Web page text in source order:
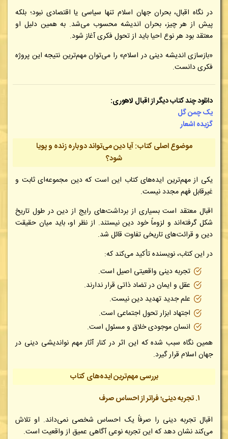
در نگاه اقبال، بحران جهان اسلام تنها سیاسی یا اقتصادی نبود؛ بلکه
پیش از هر چیز، بحران اندیشه محسوب می‌شد. به همین دلیل او
معتقد بود هر نوع احیا باید از تحول فکری آغاز شود.
«بازسازی اندیشه دینی در اسلام» را می‌توان مهم‌ترین نتیجه این پروژه
فکری دانست.
دانلود چند کتاب دیگر از اقبال لاهوری:
یک چمن گل
گزیده اشعار
موضوع اصلی کتاب: آیا دین می‌تواند دوباره زنده و پویا
شود؟
یکی از مهم‌ترین ایده‌های کتاب این است که دین مجموعه‌ای ثابت و
غیرقابل فهم مجدد نیست.
اقبال معتقد است بسیاری از برداشت‌های رایج از دین در طول تاریخ
شکل گرفته‌اند و لزوماً خود دین نیستند. از نظر او، باید میان حقیقت
دین و قرائت‌های تاریخی تفاوت قائل شد.
در این کتاب، نویسنده تأکید می‌کند که:
تجربه دینی واقعیتی اصیل است.
عقل و ایمان در تضاد ذاتی قرار ندارند.
علم جدید تهدید دین نیست.
اجتهاد ابزار تحول اجتماعی است.
انسان موجودی خلاق و مسئول است.
همین نگاه سبب شده که این اثر در کنار آثار مهم نواندیشی دینی در
جهان اسلام قرار گیرد.
بررسی مهم‌ترین ایده‌های کتاب
۱. تجربه دینی؛ فراتر از احساس صرف
اقبال تجربه دینی را صرفاً یک احساس شخصی نمی‌داند. او تلاش
می‌کند نشان دهد که این تجربه نوعی آگاهی عمیق از واقعیت است.